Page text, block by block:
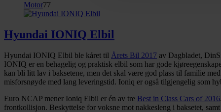
Motor77
Hyundai IONIQ Elbil
Hyundai IONIQ Elbil ble kåret til Årets Bil 2017 av Dagbladet,
IONIQ er en behagelig og praktisk elbil som har gode
kan bli litt lav i baksetene, men det skal være god plass til familie
misforsnøyde med lang leveringstid. Ioniq er også tilgjengelig som
Euro NCAP mener Ioniq Elbil er én av tre Best in Class Cars of 2016
frontkollisjon. Beskyttelse for voksne mot nakkesleng i baksetet,